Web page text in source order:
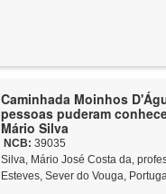
Caminhada Moinhos
pessoas puderam
Mário Silva
NCB:39035
Silva, Mário José Costa da,
Esteves, Sever do Vouga,